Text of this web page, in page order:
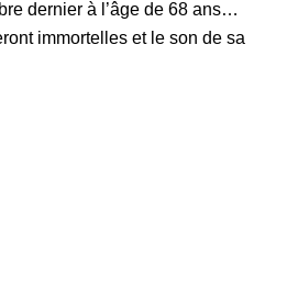
dernier à l’âge de 68 ans…
immortelles et le son de sa